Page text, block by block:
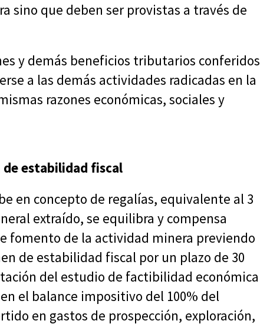
sino que deben ser provistas a través de
y demás beneficios tributarios conferidos
a las demás actividades radicadas en la
razones económicas, sociales y
estabilidad fiscal
en concepto de regalías, equivalente al 3
extraído, se equilibra y compensa
fomento de la actividad minera previendo
de estabilidad fiscal por un plazo de 30
del estudio de factibilidad económica
el balance impositivo del 100% del
en gastos de prospección, exploración,